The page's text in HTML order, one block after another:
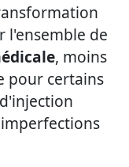
l'ensemble de
, moins
pour certains